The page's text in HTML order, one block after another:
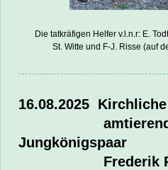
Die tatkräfigen Helfer v.l.n.r: E.
St. Witte und F-J. Risse (auf
16.08.2025
Jungkönigspaar
Frederik